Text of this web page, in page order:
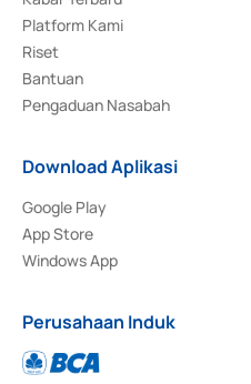
Platform Kami
Riset
Bantuan
Pengaduan Nasabah
Download Aplikasi
Google Play
App Store
Windows App
Perusahaan Induk